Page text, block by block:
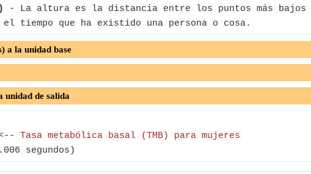
- La altura es la distancia entre los puntos más bajos
tiempo que ha existido una persona o cosa.
a la unidad base
unidad de salida
Tasa metabólica basal (TMB) para mujeres
segundos)